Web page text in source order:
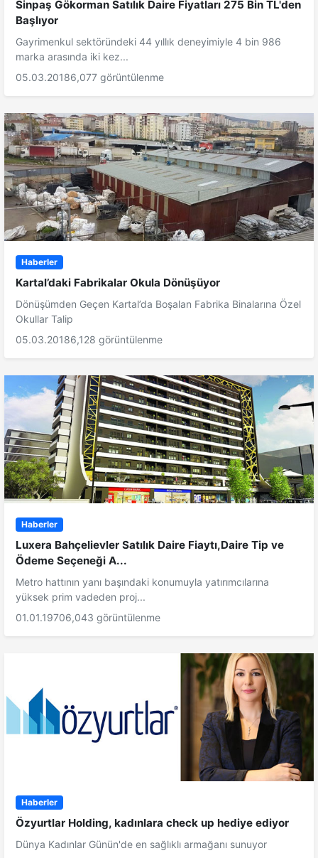
Sinpaş Gökorman Satılık Daire Fiyatları 275 Bin TL'den
Başlıyor
Gayrimenkul sektöründeki 44 yıllık deneyimiyle 4 bin 986
marka arasında iki kez...
05.03.20186,077 görüntülenme
Haberler
Kartal’daki Fabrikalar Okula Dönüşüyor
Dönüşümden Geçen Kartal’da Boşalan Fabrika Binalarına Özel
Okullar Talip
05.03.20186,128 görüntülenme
Haberler
Luxera Bahçelievler Satılık Daire Fiaytı,Daire Tip ve
Ödeme Seçeneği A...
Metro hattının yanı başındaki konumuyla yatırımcılarına
yüksek prim vadeden proj...
01.01.19706,043 görüntülenme
Haberler
Özyurtlar Holding, kadınlara check up hediye ediyor
Dünya Kadınlar Günün'de en sağlıklı armağanı sunuyor